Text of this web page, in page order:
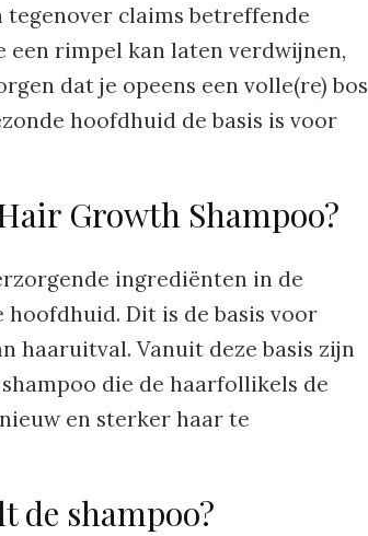
claims betreffende
een rimpel kan laten verdwijnen,
dat je opeens een volle(re) bos
hoofdhuid de basis is voor
Growth Shampoo?
ingrediënten in de
Dit is de basis voor
haaruitval. Vanuit deze basis zijn
die de haarfollikels de
en sterker haar te
de shampoo?